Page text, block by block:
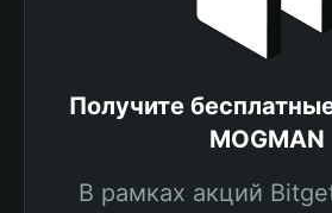
Получите
MOGMAN
В рамках акций